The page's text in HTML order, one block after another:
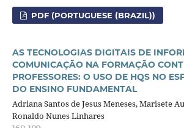
PDF (PORTUGUESE (BRAZIL))
AS TECNOLOGIAS DIGITAIS DE
COMUNICAÇÃO NA FORMAÇÃO
PROFESSORES: O USO DE HQS NO
DO ENSINO FUNDAMENTAL
Adriana Santos de Jesus Meneses, Marisete
Ronaldo Nunes Linhares